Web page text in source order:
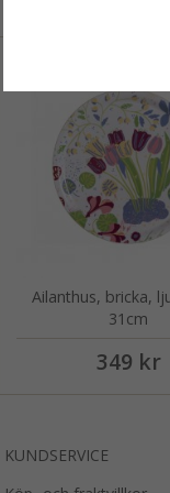
Ailanthus, bricka,
31cm
349 kr
KUNDSERVICE